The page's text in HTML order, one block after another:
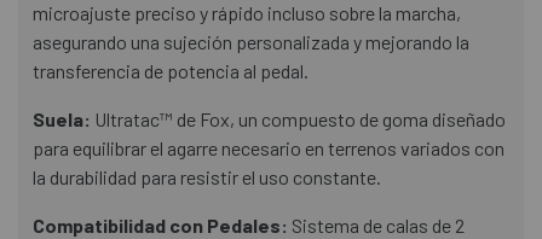
microajuste preciso y rápido incluso sobre la marcha,
asegurando una sujeción personalizada y mejorando la
transferencia de potencia al pedal.
Suela: Ultratac™ de Fox, un compuesto de goma diseñado
para equilibrar el agarre necesario en terrenos variados con
la durabilidad para resistir el uso constante.
Compatibilidad con Pedales: Sistema de calas de 2